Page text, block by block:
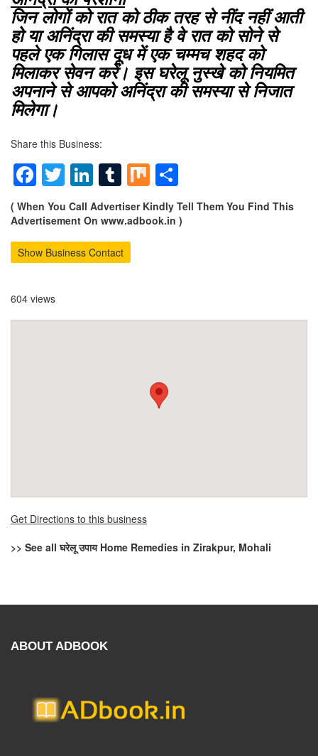
जिन लोगों को रात को ठीक तरह से नींद नहीं आती
हो या अनिंद्रा की समस्या है वे रात को सोने से
पहले एक गिलास दूध में एक चम्मच शहद को
मिलाकर सेवन करें। इस घरेलू नुस्खे को नियमित
अपनाने से आपको अनिंद्रा की समस्या से निजात
मिलेगा।
Share this Business:
Facebook
Twitter
LinkedIn
Tumblr
Mix
( When You Call Advertiser Kindly Tell Them You Find This
Advertisement On www.adbook.in )
Show Business Contact
604 views
Get Directions to this business
>> See all घरेलू उपाय Home Remedies in Zirakpur, Mohali
ABOUT ADBOOK